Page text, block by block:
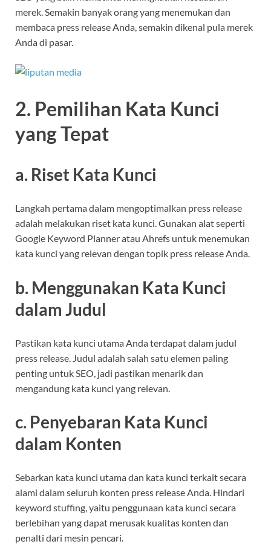
merek. Semakin banyak orang yang menemukan dan
membaca press release Anda, semakin dikenal pula merek
Anda di pasar.
2. Pemilihan Kata Kunci
yang Tepat
a. Riset Kata Kunci
Langkah pertama dalam mengoptimalkan press release
adalah melakukan riset kata kunci. Gunakan alat seperti
Google Keyword Planner atau Ahrefs untuk menemukan
kata kunci yang relevan dengan topik press release Anda.
b. Menggunakan Kata Kunci
dalam Judul
Pastikan kata kunci utama Anda terdapat dalam judul
press release. Judul adalah salah satu elemen paling
penting untuk SEO, jadi pastikan menarik dan
mengandung kata kunci yang relevan.
c. Penyebaran Kata Kunci
dalam Konten
Sebarkan kata kunci utama dan kata kunci terkait secara
alami dalam seluruh konten press release Anda. Hindari
keyword stuffing, yaitu penggunaan kata kunci secara
berlebihan yang dapat merusak kualitas konten dan
penalti dari mesin pencari.